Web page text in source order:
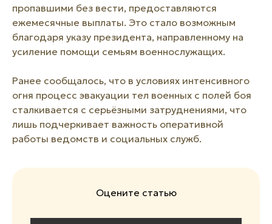
пропавшими без вести, предоставляются
ежемесячные выплаты. Это стало возможным
благодаря указу президента, направленному на
усиление помощи семьям военнослужащих.
Ранее сообщалось, что в условиях интенсивного
огня процесс эвакуации тел военных с полей боя
сталкивается с серьёзными затруднениями, что
лишь подчеркивает важность оперативной
работы ведомств и социальных служб.
Оцените статью